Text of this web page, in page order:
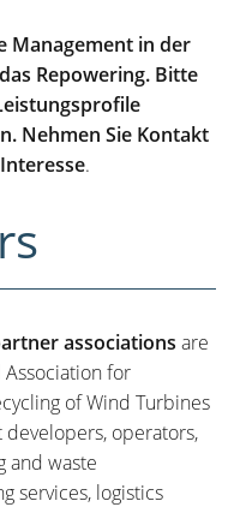
Management in der
Repowering. Bitte
Nehmen Sie Kontakt
.
associations are
for
of Wind Turbines
developers, operators,
and waste
services, logistics